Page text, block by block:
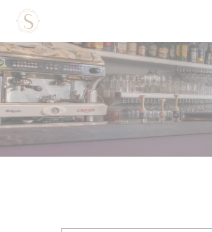
Personnalisation de vos choix en matière de